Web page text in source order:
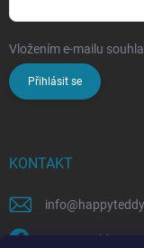
Vložením e-mailu
Přihlásit se
KONTAKT
info@
HappyTeddy